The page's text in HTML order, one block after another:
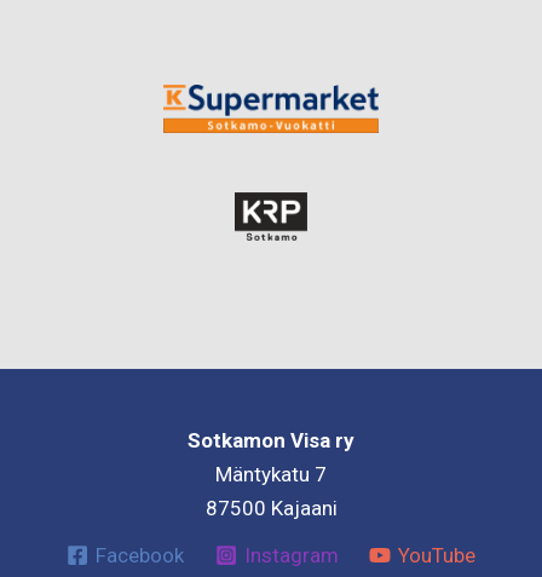
Sotkamon Visa ry
Mäntykatu 7
87500 Kajaani
Facebook
Instagram YouTube